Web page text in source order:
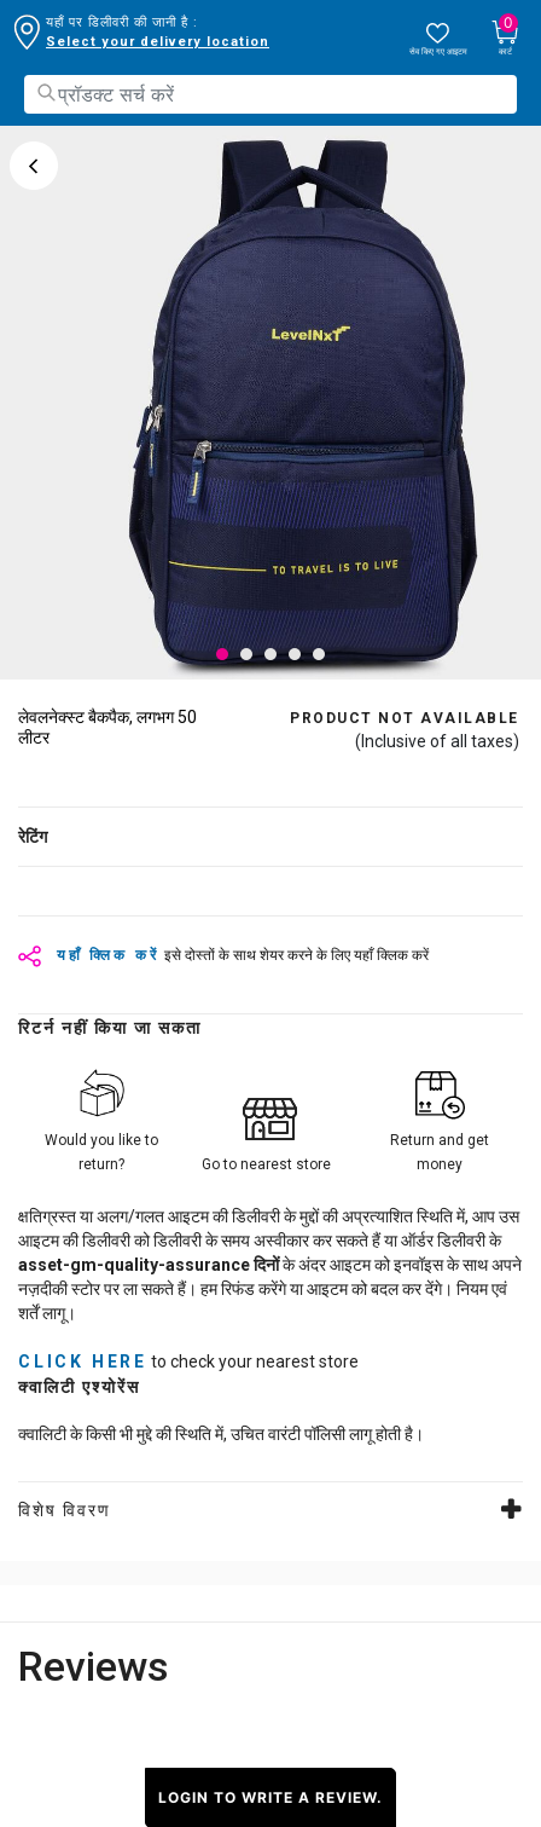
यहाँ पर डिलीवरी की जानी है :
Select your delivery location
सेव किए गए आइटम
0
कार्ट
लेवलनेक्स्ट बैकपैक, लगभग 50
लीटर
PRODUCT NOT AVAILABLE
(Inclusive of all taxes)
रेटिंग
यहाँ क्लिक करें इसे दोस्तों के साथ शेयर करने के लिए यहाँ क्लिक करें
रिटर्न नहीं किया जा सकता
Would you like to
return?
Go to nearest store
Return and get
money
क्षतिग्रस्त या अलग/गलत आइटम की डिलीवरी के मुद्दों की अप्रत्याशित स्थिति में, आप उस
आइटम की डिलीवरी को डिलीवरी के समय अस्वीकार कर सकते हैं या ऑर्डर डिलीवरी के
asset-gm-quality-assuranceदिनोंके अंदर आइटम को इनवॉइस के साथ अपने
नज़दीकी स्टोर पर ला सकते हैं। हम रिफंड करेंगे या आइटम को बदल कर देंगे। नियम एवं
शर्तें लागू।
CLICK HERE to check your nearest store
क्वालिटी एश्योरेंस
क्वालिटी के किसी भी मुद्दे की स्थिति में, उचित वारंटी पॉलिसी लागू होती है।
विशेष विवरण
Reviews
LOGIN TO WRITE A REVIEW.